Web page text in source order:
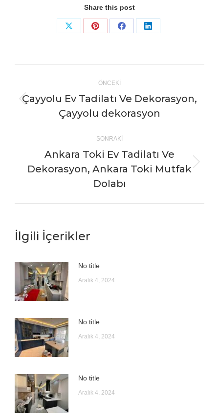
Share this post
Share
Share
Share
Share
navigation
ÖNCEKI
Önceki
yazı:
Çayyolu Ev Tadilatı Ve Dekorasyon,
Çayyolu dekorasyon
SONRAKI
Sonraki
Yazı:
Ankara Toki Ev Tadilatı Ve
Dekorasyon, Ankara Toki Mutfak
Dolabı
İlgili İçerikler
No title
Aralık 4, 2024
No title
Aralık 4, 2024
No title
Aralık 4, 2024